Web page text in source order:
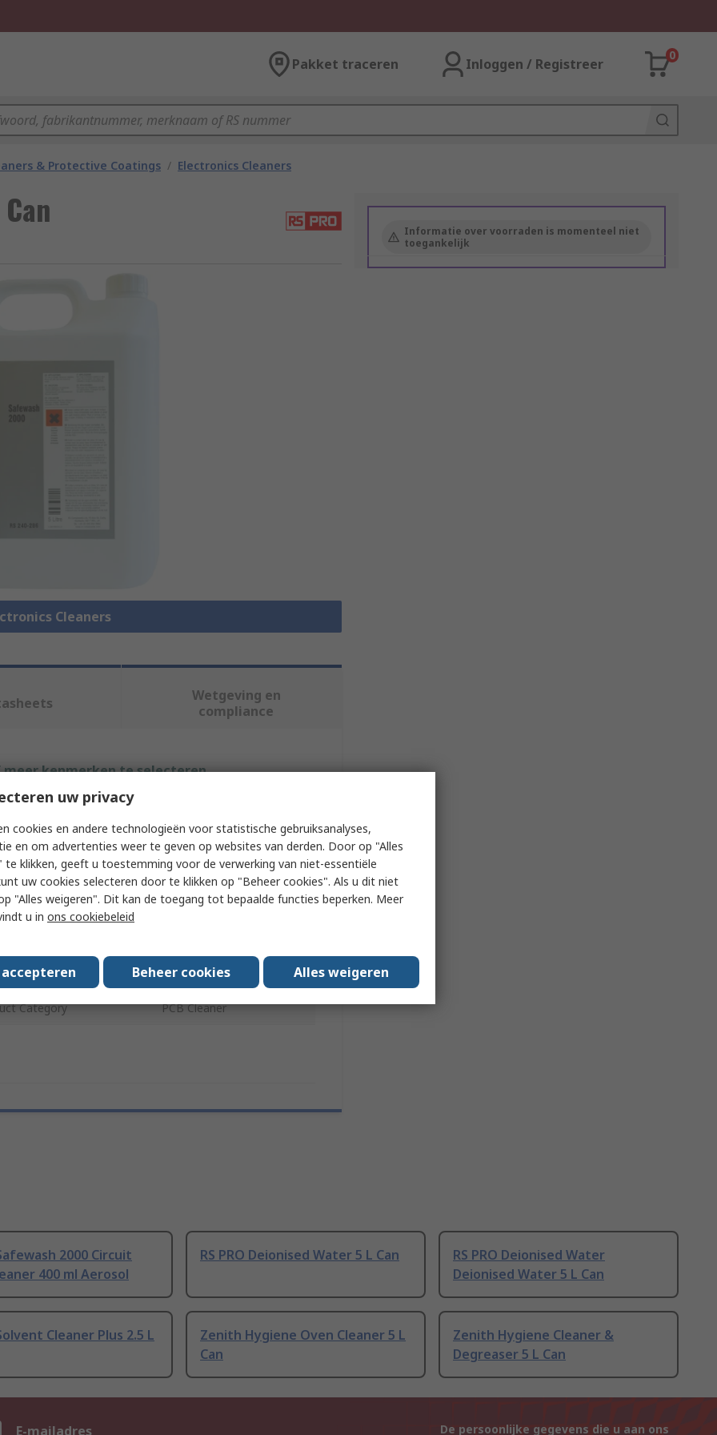
Pakket traceren Inloggen / Registreer
0
& Protective Coatings / Electronics Cleaners
Cleaners
Informatie over voorraden is momenteel niet
toegankelijk
Wetgeving en
compliance
kenmerken te selecteren.
RS PRO
Name Safewash 2000
Type Can
PCBs
Category PCB Cleaner
2000 Circuit
400 ml Aerosol
RS PRO Deionised Water 5 L Can
RS PRO Deionised Water
Deionised Water 5 L Can
Cleaner Plus 2.5 L
Zenith Hygiene Oven Cleaner 5 L
Can
Zenith Hygiene Cleaner &
Degreaser 5 L Can
E-mailadres De persoonlijke gegevens die u aan ons
uw privacy
cookies en andere technologieën voor statistische gebruiksanalyses,
en om advertenties weer te geven op websites van derden. Door op "Alles
te klikken, geeft u toestemming voor de verwerking van niet-essentiële
uw cookies selecteren door te klikken op "Beheer cookies". Als u dit niet
"Alles weigeren". Dit kan de toegang tot bepaalde functies beperken. Meer
u in ons cookiebeleid
Beheer cookies Alles weigeren